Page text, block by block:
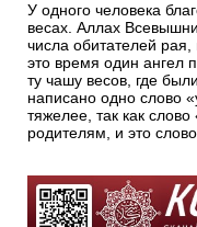
У одного человека
весах. Аллах
числа обитателей
это время один ангел
ту чашу весов, где
написано одно слово
тяжелее, так как
родителям, и это